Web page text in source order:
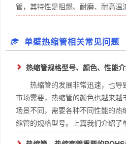
管，其特性是阻燃、耐磨、耐高温
单壁热缩管相关常见问题
热缩管规格型号、颜色、性能介
热缩管的发展非常迅速，也
市场需要，热缩管的颜色也越来越
场景不同，需要各种不同性能的
缩管的规格型号。上篇我们介绍了